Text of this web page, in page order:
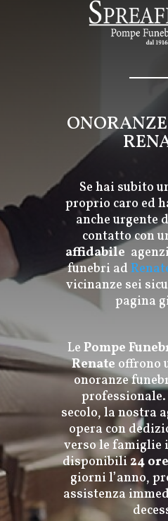
Se hai subito
proprio caro ed
anche urgente
contatto con
affidabile
funebriad
vicinanze sei
pagina
Le Pompe
Renate offrono
onoranze
secolo, la nostra
opera con
verso le famiglie
disponibili 24
giorni l’anno,
assistenza